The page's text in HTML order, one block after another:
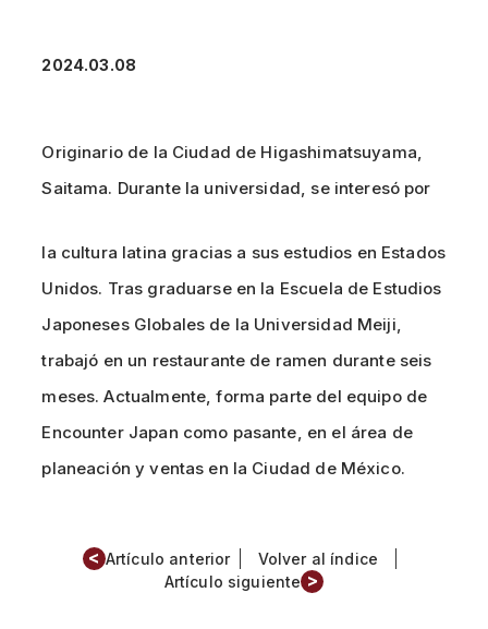
2024.03.08
Originario de la Ciudad de Higashimatsuyama,
Saitama. Durante la universidad, se interesó por
la cultura latina gracias a sus estudios en Estados
Unidos. Tras graduarse en la Escuela de Estudios
Japoneses Globales de la Universidad Meiji,
trabajó en un restaurante de ramen durante seis
meses. Actualmente, forma parte del equipo de
Encounter Japan como pasante, en el área de
planeación y ventas en la Ciudad de México.
< Artículo anterior
Volver al índice
Artículo siguiente >